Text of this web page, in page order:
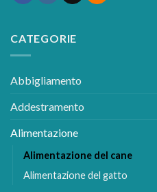
CATEGORIE
Abbigliamento
Addestramento
Alimentazione
Alimentazione del cane
Alimentazione del gatto